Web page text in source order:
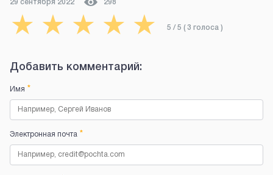
29 сентября 2022 298
★ ★ ★ ★ ★ 5 / 5 ( 3 голоса )
Добавить комментарий:
Имя *
Электронная почта *